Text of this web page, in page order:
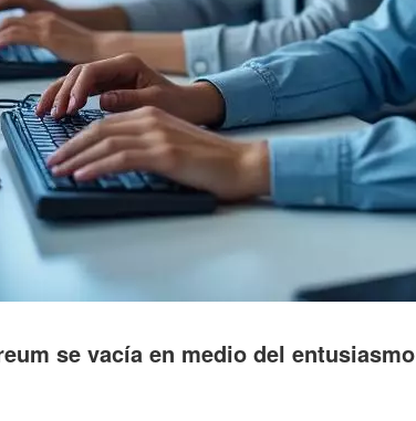
se vacía en medio del entusiasmo